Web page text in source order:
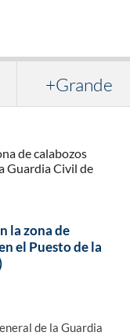
+Grande
de calabozos
Guardia Civil de
la zona de
el Puesto de la
de la Guardia